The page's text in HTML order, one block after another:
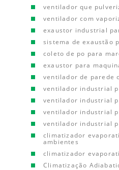
ventilador que
ventilador com
exaustor industrial
sistema de exaustão
coleto de po para
exaustor para
ventilador de parede
ventilador industrial
ventilador industrial
ventilador industrial
ventilador industrial
climatizador
ambientes
climatizador
Climatização